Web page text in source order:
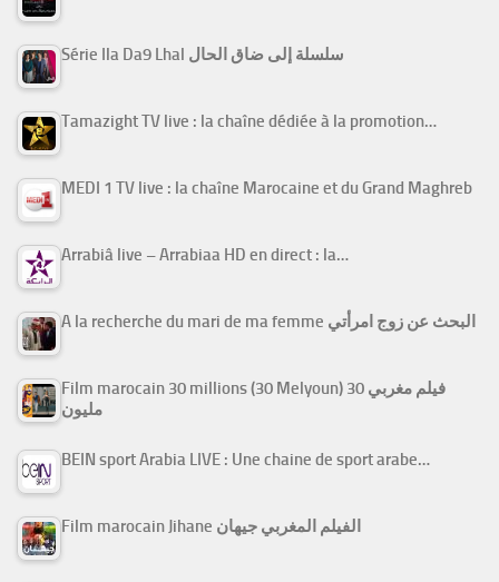
Série Ila Da9 Lhal سلسلة إلى ضاق الحال
Tamazight TV live : la chaîne dédiée à la promotion…
MEDI 1 TV live : la chaîne Marocaine et du Grand Maghreb
Arrabiâ live – Arrabiaa HD en direct : la…
A la recherche du mari de ma femme البحث عن زوج امرأتي
Film marocain 30 millions (30 Melyoun) فيلم مغربي 30
مليون
BEIN sport Arabia LIVE : Une chaine de sport arabe…
Film marocain Jihane الفيلم المغربي جيهان